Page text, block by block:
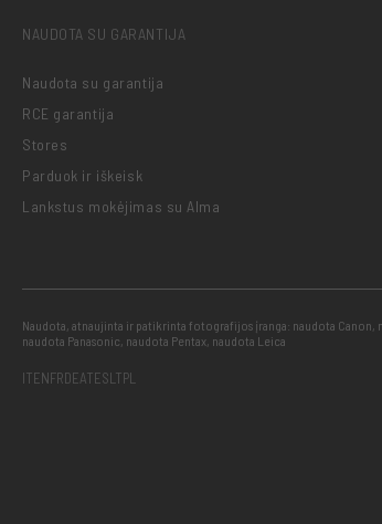
NAUDOTA SU GARANTIJA
Naudota su garantija
RCE garantija
Stores
Parduok ir iškeisk
Lankstus mokėjimas su Alma
Naudota, atnaujinta ir patikrinta fotografijos įranga: naudota Canon,
naudota Panasonic, naudota Pentax, naudota Leica
ITENFRDEATESLTPL